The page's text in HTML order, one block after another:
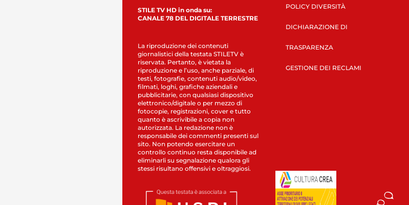
STILE TV HD in onda su:
CANALE 78 DEL DIGITALE TERRESTRE
La riproduzione dei contenuti
giornalistici della testata STILETV è
riservata. Pertanto, è vietata la
riproduzione e l’uso, anche parziale, di
testi, fotografie, contenuti audio/video,
filmati, loghi, grafiche aziendali e
pubblicitarie, con qualsiasi dispositivo
elettronico/digitale o per mezzo di
fotocopie, registrazioni, cover e tutto
quanto è ascrivibile a copia non
autorizzata. La redazione non è
responsabile dei commenti presenti sul
sito. Non potendo esercitare un
controllo continuo resta disponibile ad
eliminarli su segnalazione qualora gli
stessi risultano offensivi e oltraggiosi.
POLICY DIVERSITÀ
DICHIARAZIONE DI
TRASPARENZA
GESTIONE DEI RECLAMI